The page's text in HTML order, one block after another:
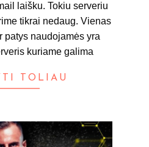
laišku. Tokiu serveriu
tikrai nedaug. Vienas
patys naudojamės yra
kuriame galima
TOLIAU